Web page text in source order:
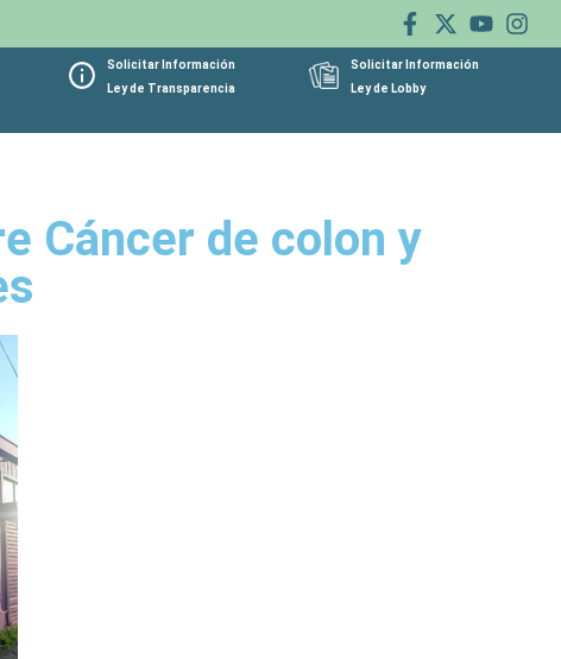
Solicitar Información
Ley de Transparencia
Solicitar Información
Ley de Lobby
Cáncer de colon y